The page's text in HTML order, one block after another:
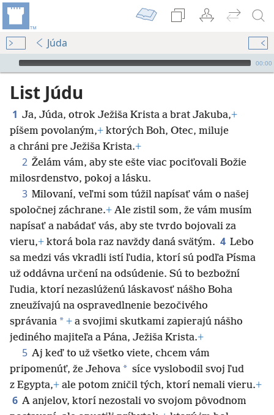
Júda
Audio Player
00:00
List Júdu
1 Ja, Júda, otrok Ježiša Krista a brat Jakuba,+
píšem povolaným,+ ktorých Boh, Otec, miluje
a chráni pre Ježiša Krista.+
2 Želám vám, aby ste ešte viac pociťovali Božie
milosrdenstvo, pokoj a lásku.
3 Milovaní, veľmi som túžil napísať vám o našej
spoločnej záchrane.+ Ale zistil som, že vám musím
napísať a nabádať vás, aby ste tvrdo bojovali za
vieru,+ ktorá bola raz navždy daná svätým. 4 Lebo
sa medzi vás vkradli istí ľudia, ktorí sú podľa Písma
už oddávna určení na odsúdenie. Sú to bezbožní
ľudia, ktorí nezaslúženú láskavosť nášho Boha
zneužívajú na ospravedlnenie bezočivého
správania * + a svojimi skutkami zapierajú nášho
jediného majiteľa a Pána, Ježiša Krista.+
5 Aj keď to už všetko viete, chcem vám
pripomenúť, že Jehova * síce vyslobodil svoj ľud
z Egypta,+ ale potom zničil tých, ktorí nemali vieru.+
6 A anjelov, ktorí nezostali vo svojom pôvodnom